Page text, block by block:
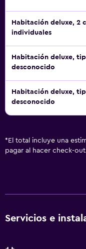
Habitación deluxe, 2
individuales
Habitación deluxe,
desconocido
Habitación deluxe,
desconocido
* El total incluye una
pagar al hacer check-
Servicios e